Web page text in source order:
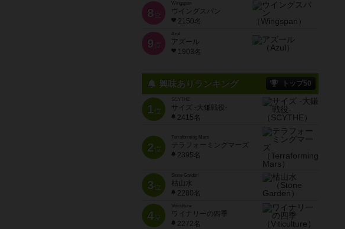
8位
Wingspan
ウイングスパン
2150名
9位
Azul
アズール
1903名
興味ありランキング トップ50
1位
SCYTHE
サイズ -大鎌戦役-
2415名
2位
Terraforming Mars
テラフォーミングマーズ
2395名
3位
Stone Garden
枯山水
2280名
4位
Viticulture
ワイナリーの四季
2272名